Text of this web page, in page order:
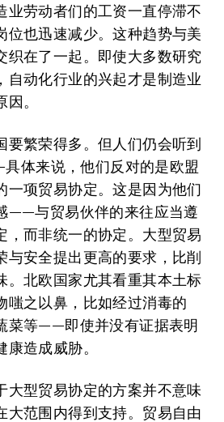
业劳动者们的工资一直停滞不
位也迅速减少。这种趋势与美
织在了一起。即使大多数研究
自动化行业的兴起才是制造业
。
要繁荣得多。但人们仍会听到
体来说，他们反对的是欧盟
一项贸易协定。这是因为他们
——与贸易伙伴的来往应当遵
，而非统一的协定。大型贸易
与安全提出更高的要求，比削
。北欧国家尤其看重其本土标
嗤之以鼻，比如经过消毒的
菜等——即使并没有证据表明
造成威胁。
大型贸易协定的方案并不意味
大范围内得到支持。贸易自由